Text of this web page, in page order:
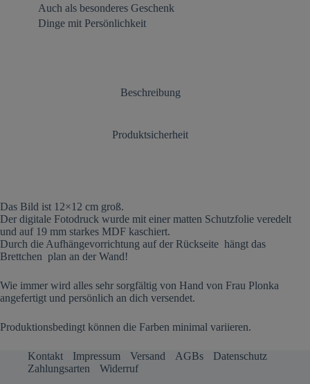
Auch als besonderes Geschenk
Dinge mit Persönlichkeit
Beschreibung
Produktsicherheit
Das Bild ist 12×12 cm groß.
Der digitale Fotodruck wurde mit einer matten Schutzfolie veredelt
und auf 19 mm starkes MDF kaschiert.
Durch die Aufhängevorrichtung auf der Rückseite hängt das
Brettchen plan an der Wand!
Wie immer wird alles sehr sorgfältig von Hand von Frau Plonka
angefertigt und persönlich an dich versendet.
Produktionsbedingt können die Farben minimal variieren.
Kontakt Impressum Versand AGBs
Datenschutz
Zahlungsarten
Widerruf